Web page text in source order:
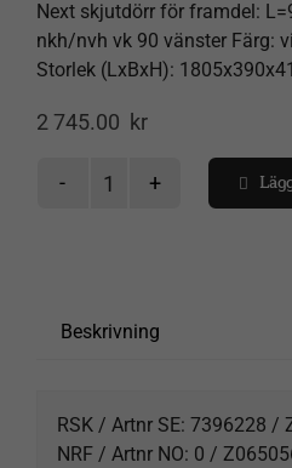
Spåra försändelse
Next skjutdörr för framdel:
nkh/nvh vk 90 vänster Färg:
Storlek (LxBxH):
2 745.00 kr
Skjutdörr
90
Beskrivning
RSK / Artnr SE: 7396228 /
NRF / Artnr NO: 0 /